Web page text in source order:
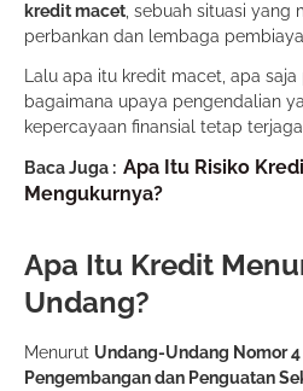
kredit macet , sebuah situasi
perbankan dan lembaga
Lalu apa itu kredit macet, apa
bagaimana upaya pengendalian
kepercayaan finansial tetap
Baca Juga : Apa Itu Risiko
Mengukurnya?
Apa Itu Kredit
Undang?
Menurut Undang-Undang Nomor
Pengembangan dan Penguatan